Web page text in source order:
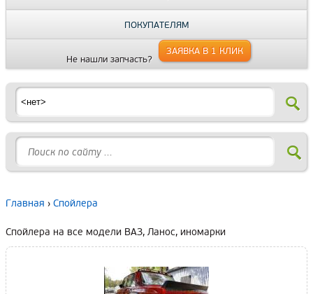
ПОКУПАТЕЛЯМ
Не нашли запчасть?
ЗАЯВКА В 1 КЛИК
Главная › Спойлера
Спойлера на все модели ВАЗ, Ланос, иномарки